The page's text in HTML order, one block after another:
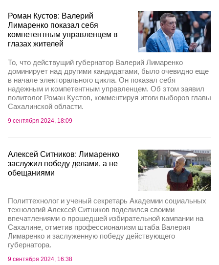
Роман Кустов: Валерий
Лимаренко показал себя
компетентным управленцем в
глазах жителей
То, что действущий губернатор Валерий Лимаренко
доминирует над другими кандидатами, было очевидно еще
в начале электорального цикла. Он показал себя
надежным и компетентным управленцем. Об этом заявил
политолог Роман Кустов, комментируя итоги выборов главы
Сахалинской области.
9 сентября 2024, 18:09
Алексей Ситников: Лимаренко
заслужил победу делами, а не
обещаниями
Политтехнолог и ученый секретарь Академии социальных
технологий Алексей Ситников поделился своими
впечатлениями о прошедшей избирательной кампании на
Сахалине, отметив профессионализм штаба Валерия
Лимаренко и заслуженную победу действующего
губернатора.
9 сентября 2024, 16:38